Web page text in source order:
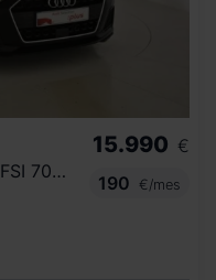
SPORTBACK ADVANCED 25 TFSI 70KW (95CV)
15.990 €
190
€/mes